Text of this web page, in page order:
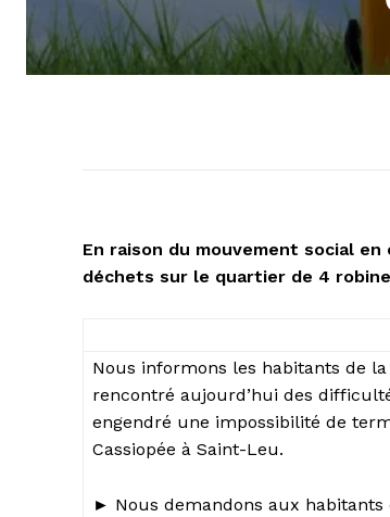
En raison du mouvement social
déchets sur le quartier de 4
Nous informons les habitants de
rencontré aujourd’hui des
engendré une impossibilité de
Cassiopée à Saint-Leu.
► Nous demandons aux